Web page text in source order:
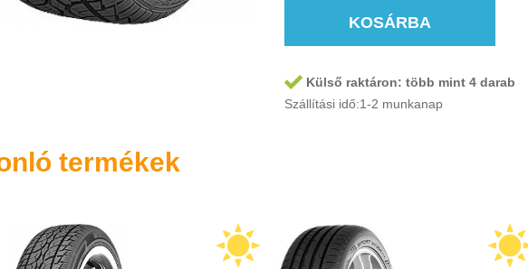
KOSÁRBA
Külső raktáron: több mint 4 darab
Szállítási idő:1-2 munkanap
termékek